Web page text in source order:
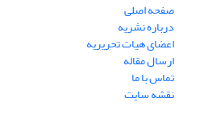
صفحه اصلی
درباره نشریه
اعضای هیات تحریریه
ارسال مقاله
تماس با ما
نقشه سایت